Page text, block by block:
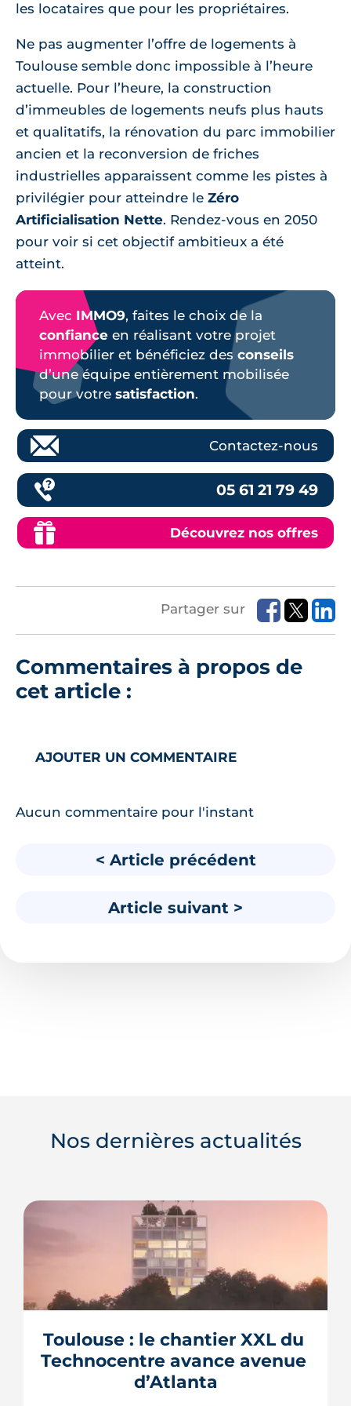
les locataires que pour les propriétaires.
Ne pas augmenter l’offre de logements à
Toulouse semble donc impossible à l’heure
actuelle. Pour l’heure, la construction
d’immeubles de logements neufs plus hauts
et qualitatifs, la rénovation du parc immobilier
ancien et la reconversion de friches
industrielles apparaissent comme les pistes à
privilégier pour atteindre le Zéro
Artificialisation Nette. Rendez-vous en 2050
pour voir si cet objectif ambitieux a été
atteint.
Avec IMMO9, faites le choix de la
confiance en réalisant votre projet
immobilier et bénéficiez des conseils
d’une équipe entièrement mobilisée
pour votre satisfaction.
Contactez-nous
05 61 21 79 49
Découvrez nos offres
Partager sur
Commentaires à propos de
cet article :
AJOUTER UN COMMENTAIRE
Aucun commentaire pour l'instant
< Article précédent
Article suivant >
Nos dernières actualités
Toulouse : le chantier XXL du
Technocentre avance avenue
d’Atlanta